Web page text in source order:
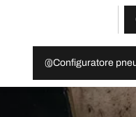
Configuratore